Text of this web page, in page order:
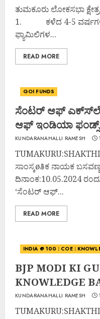
ತುಮಕೂರು ಲೋಕಸಭಾ
1. ಕಳೆದ 4-5
ಫ್ಯಾಮಿಲಿಗಳ...
READ MORE
GOI FUNDS
ಸೆಂಟರ್ ಆಫ್
ಆಫ್ ಇಂಡಿಯಾ ಫಂಡ್ಸ್
KUNDARANAHALLI RAMESH
ಸಾಂಸ್ಕøತಿಕ ನಾಯಕ
ದಿನಾಂಕ:10.05.2024
‘ಸೆಂಟರ್ ಆಫ್...
READ MORE
INDIA @ 100 : COE :
BJP MODI KI
KNOWLEDGE
KUNDARANAHALLI RAMESH